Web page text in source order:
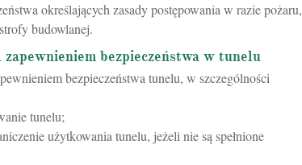
określających zasady postępowania w razie pożaru,
budowlanej.
bezpieczeństwa w tunelu
bezpieczeństwa tunelu, w szczególności
tunelu;
użytkowania tunelu, jeżeli nie są spełnione